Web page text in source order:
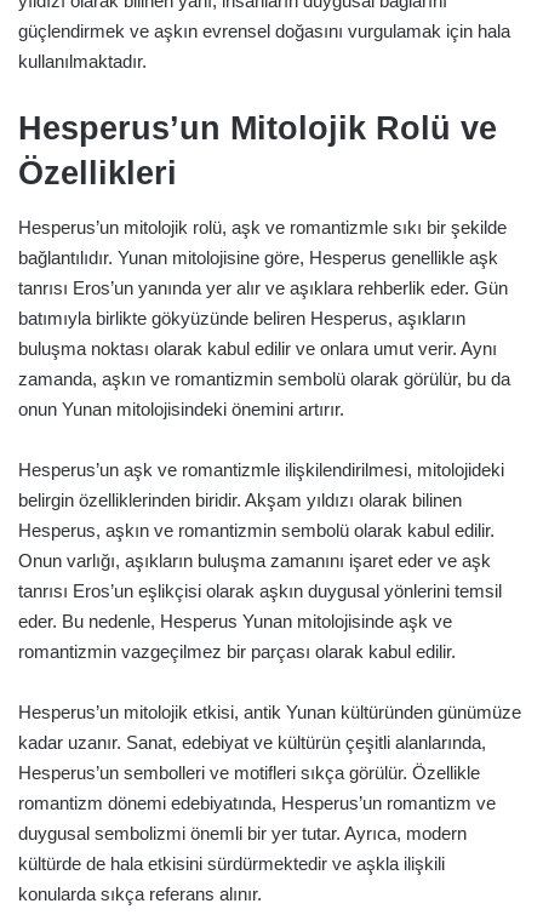
güçlendirmek ve aşkın evrensel doğasını vurgulamak için hala
kullanılmaktadır.
Hesperus’un Mitolojik Rolü ve
Özellikleri
Hesperus’un mitolojik rolü, aşk ve romantizmle sıkı bir şekilde
bağlantılıdır. Yunan mitolojisine göre, Hesperus genellikle aşk
tanrısı Eros’un yanında yer alır ve aşıklara rehberlik eder. Gün
batımıyla birlikte gökyüzünde beliren Hesperus, aşıkların
buluşma noktası olarak kabul edilir ve onlara umut verir. Aynı
zamanda, aşkın ve romantizmin sembolü olarak görülür, bu da
onun Yunan mitolojisindeki önemini artırır.
Hesperus’un aşk ve romantizmle ilişkilendirilmesi, mitolojideki
belirgin özelliklerinden biridir. Akşam yıldızı olarak bilinen
Hesperus, aşkın ve romantizmin sembolü olarak kabul edilir.
Onun varlığı, aşıkların buluşma zamanını işaret eder ve aşk
tanrısı Eros’un eşlikçisi olarak aşkın duygusal yönlerini temsil
eder. Bu nedenle, Hesperus Yunan mitolojisinde aşk ve
romantizmin vazgeçilmez bir parçası olarak kabul edilir.
Hesperus’un mitolojik etkisi, antik Yunan kültüründen günümüze
kadar uzanır. Sanat, edebiyat ve kültürün çeşitli alanlarında,
Hesperus’un sembolleri ve motifleri sıkça görülür. Özellikle
romantizm dönemi edebiyatında, Hesperus’un romantizm ve
duygusal sembolizmi önemli bir yer tutar. Ayrıca, modern
kültürde de hala etkisini sürdürmektedir ve aşkla ilişkili
konularda sıkça referans alınır.